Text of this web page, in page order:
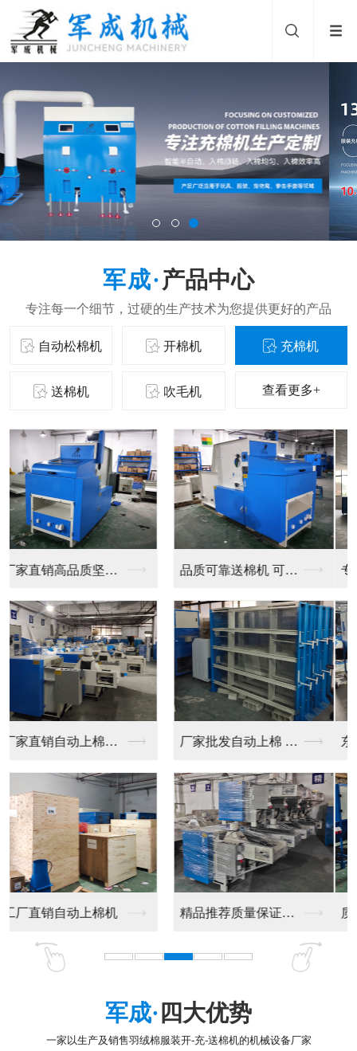
产品中心
自动松棉机 开棉机 充棉机
送棉机 吹毛机 查看更多+
厂家直销毛绒玩具生产...
东莞专业生产毛绒玩具... 毛绒玩具生产设备
军成· 四大优势
一家以生产及销售羽绒棉服装开-充-送棉机的机械设备厂家